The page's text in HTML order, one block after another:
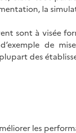
la
sont à visée
de
des
les